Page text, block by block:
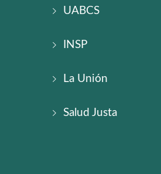
UABCS
INSP
La Unión
Salud Justa